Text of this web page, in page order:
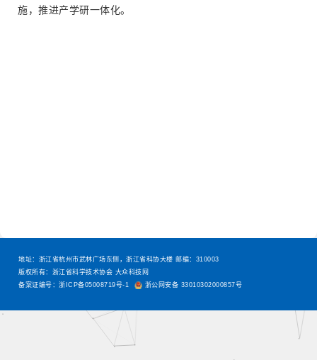
施，推进产学研一体化。
地址：浙江省杭州市武林广场东侧，浙江省科协大楼 邮编：310003
版权所有：浙江省科学技术协会 大众科技网
备案证编号：浙ICP备05008719号-1
浙公网安备 33010302000857号